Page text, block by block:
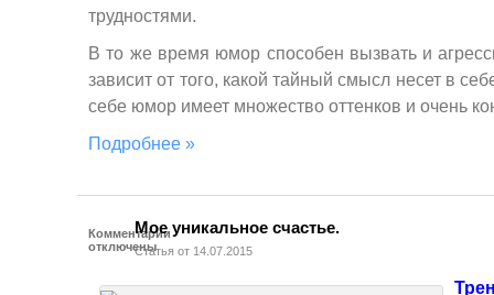
трудностями.
В то же время юмор способен вызвать и
зависит от того, какой тайный смысл несет в
себе юмор имеет множество оттенков и очень
Подробнее »
Комментарии
отключены
Мое уникальное счастье.
Статья от 14.07.2015